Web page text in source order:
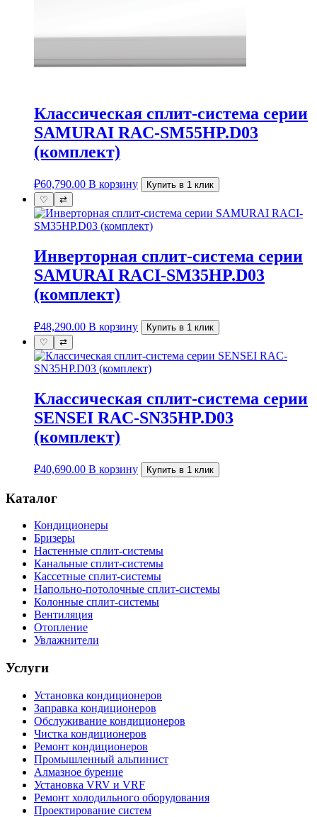
Классическая сплит-система серии
SAMURAI RAC-SM55HP.D03
(комплект)
₽60,790.00 В корзину
Купить в 1 клик
♡
⇄
Инверторная сплит-система серии
SAMURAI RACI-SM35HP.D03
(комплект)
₽48,290.00 В корзину
Купить в 1 клик
♡
⇄
Классическая сплит-система серии
SENSEI RAC-SN35HP.D03
(комплект)
₽40,690.00 В корзину Купить в 1 клик
Каталог
Кондиционеры
Бризеры
Настенные сплит-системы
Канальные сплит-системы
Кассетные сплит-системы
Напольно-потолочные сплит-системы
Колонные сплит-системы
Вентиляция
Отопление
Увлажнители
Услуги
Установка кондиционеров
Заправка кондиционеров
Обслуживание кондиционеров
Чистка кондиционеров
Ремонт кондиционеров
Промышленный альпинист
Алмазное бурение
Установка VRV и VRF
Ремонт холодильного оборудования
Проектирование систем